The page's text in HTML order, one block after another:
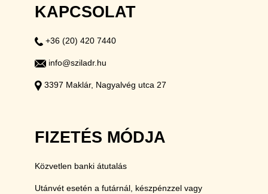
KAPCSOLAT
+36 (20) 420 7440
info@sziladr.hu
3397 Maklár, Nagyalvég utca 27
FIZETÉS MÓDJA
Közvetlen banki átutalás
Utánvét esetén a futárnál, készpénzzel vagy